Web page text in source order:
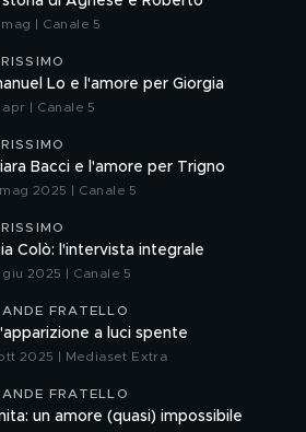
| Canale 5
Lo e l'amore per Giorgia
| Canale 5
Bacci e l'amore per Trigno
2025 | Canale 5
Colò: l'intervista integrale
2025 | Canale 5
FRATELLO
a luci spente
2025 | Mediaset Extra
FRATELLO
un amore (quasi) impossibile